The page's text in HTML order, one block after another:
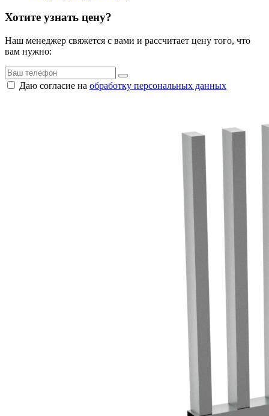
Хотите узнать цену?
Наш менеджер свяжется с вами и рассчитает цену того, что
вам нужно:
Даю согласие на обработку персональных данных